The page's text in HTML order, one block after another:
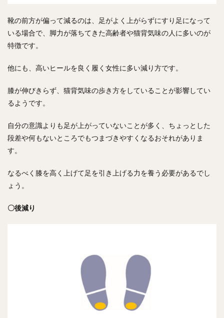
靴の前方が偏って減るのは、足がよく上がらずにすり足になって
いる場合で、脚力が落ちてきた高齢者や猫背気味の人に多いのが
特徴です。
他にも、高いヒールを良く履く女性に多い減り方です。
膝が伸びきらず、猫背気味の歩き方をしていることが影響してい
るようです。
自分の意識よりも足が上がっていないことが多く、ちょっとした
段差や何もないところでもつまづきやすくなるおそれがありま
す。
なるべく膝を高く上げて足を引き上げる力を養う必要があるでし
ょう。
〇後減り